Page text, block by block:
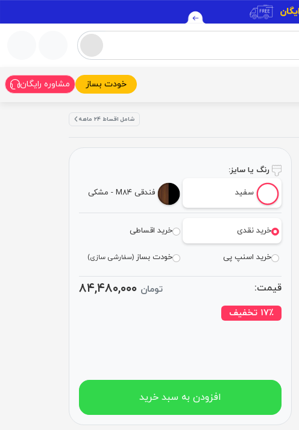
خودت بساز مشاوره رایگان
شامل اقساط ۲۴ ماهه
رنگ یا سایز:
سفید فندقی M۸۴ - مشکی
خرید نقدی خرید اقساطی
خرید اسنپ پی خودت بساز(سفارشی سازی)
قیمت: تومان ۸۴,۴۸۰,۰۰۰
۱۷٪ تخفیف
افزودن به سبد خرید